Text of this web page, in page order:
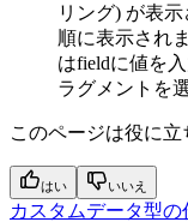
リング) が表
順に表示され
はfieldに値を
ラグメントを
このページは役に立
はい いいえ
カスタムデータ型の